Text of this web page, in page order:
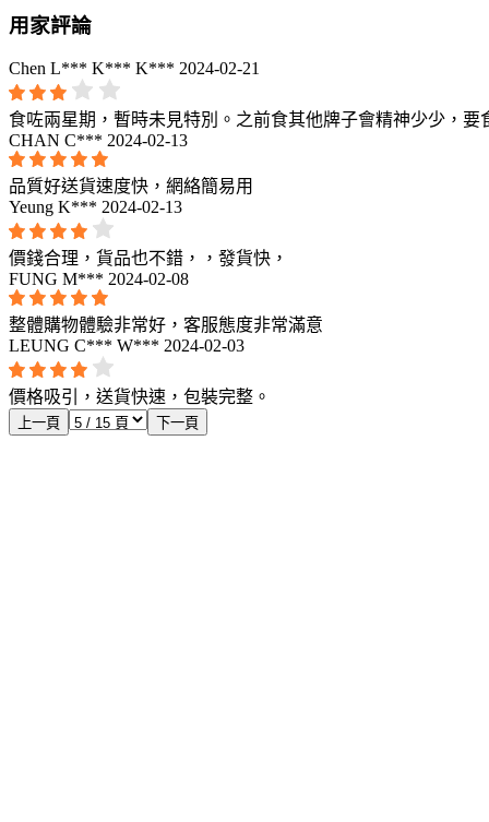
用家評論
Chen L*** K*** K*** 2024-02-21
食咗兩星期，暫時未見特別。之前食其他牌子會精神少少，要
CHAN C*** 2024-02-13
品質好送貨速度快，網絡簡易用
Yeung K*** 2024-02-13
價錢合理，貨品也不錯，，發貨快，
FUNG M*** 2024-02-08
整體購物體驗非常好，客服態度非常滿意
LEUNG C*** W*** 2024-02-03
價格吸引，送貨快速，包裝完整。
上一頁 下一頁